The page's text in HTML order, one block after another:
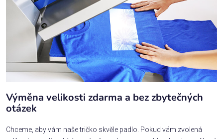
Výměna velikosti zdarma a bez zbytečných
otázek
Chceme, aby vám naše tričko skvěle padlo. Pokud vám zvolená